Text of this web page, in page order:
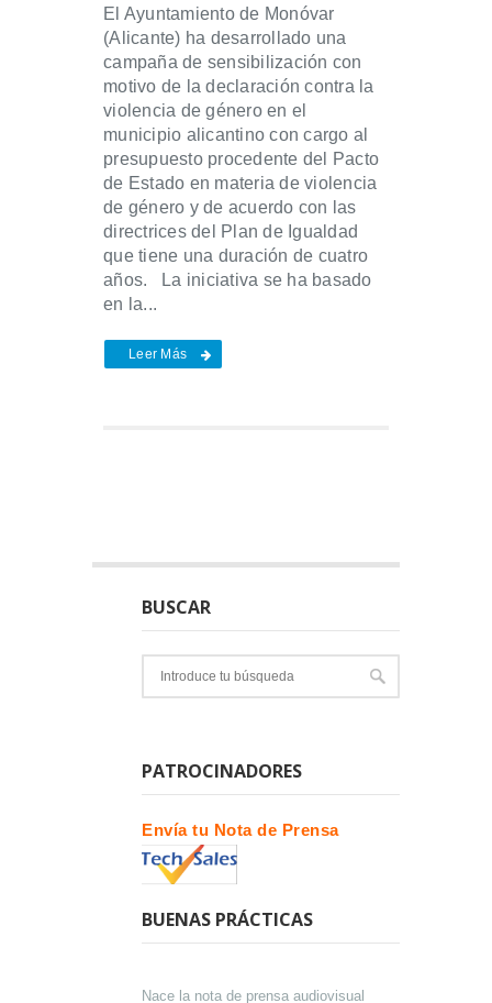
El Ayuntamiento de Monóvar
(Alicante) ha desarrollado una
campaña de sensibilización con
motivo de la declaración contra la
violencia de género en el
municipio alicantino con cargo al
presupuesto procedente del Pacto
de Estado en materia de violencia
de género y de acuerdo con las
directrices del Plan de Igualdad
que tiene una duración de cuatro
años. La iniciativa se ha basado
en la...
Leer Más
BUSCAR
PATROCINADORES
Envía tu Nota de Prensa
BUENAS PRÁCTICAS
Nace la nota de prensa audiovisual